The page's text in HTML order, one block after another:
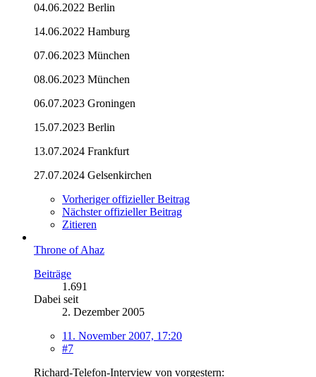
04.06.2022 Berlin
14.06.2022 Hamburg
07.06.2023 München
08.06.2023 München
06.07.2023 Groningen
15.07.2023 Berlin
13.07.2024 Frankfurt
27.07.2024 Gelsenkirchen
Vorheriger offizieller Beitrag
Nächster offizieller Beitrag
Zitieren
Throne of Ahaz
Beiträge
1.691
Dabei seit
2. Dezember 2005
11. November 2007, 17:20
#7
Richard-Telefon-Interview von vorgestern: